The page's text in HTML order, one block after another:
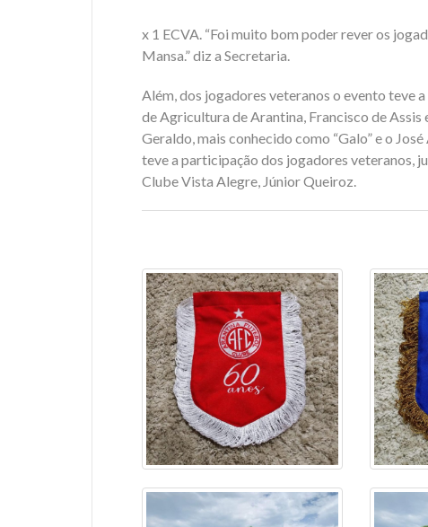
x 1 ECVA. “Foi muito bom poder rever os
Mansa.” diz a Secretaria.
Além, dos jogadores veteranos o evento teve
de Agricultura de Arantina, Francisco de
Geraldo, mais conhecido como “Galo” e o
teve a participação dos jogadores veteranos,
Clube Vista Alegre, Júnior Queiroz.